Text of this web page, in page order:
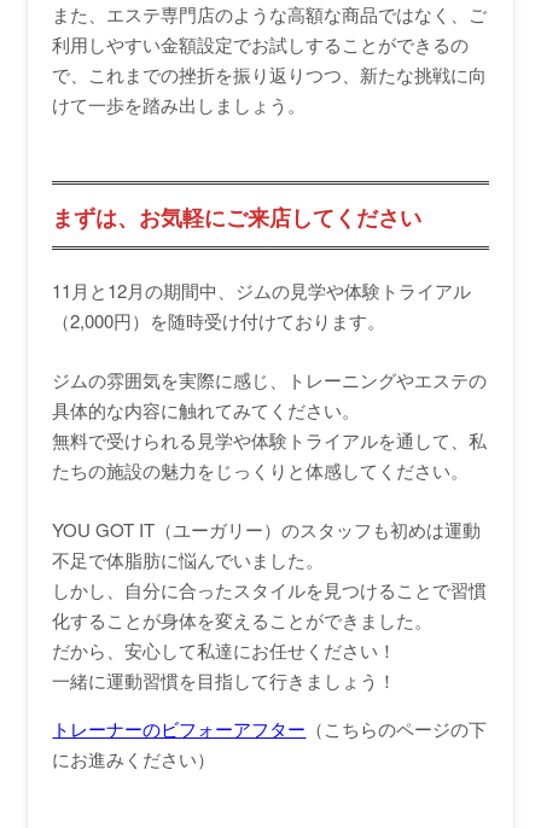
また、エステ専門店のような高額な商品ではなく、ご
利用しやすい金額設定でお試しすることができるの
で、これまでの挫折を振り返りつつ、新たな挑戦に向
けて一歩を踏み出しましょう。
まずは、お気軽にご来店してください
11月と12月の期間中、ジムの見学や体験トライアル
（2,000円）を随時受け付けております。
ジムの雰囲気を実際に感じ、トレーニングやエステの
具体的な内容に触れてみてください。
無料で受けられる見学や体験トライアルを通して、私
たちの施設の魅力をじっくりと体感してください。
YOU GOT IT（ユーガリー）のスタッフも初めは運動
不足で体脂肪に悩んでいました。
しかし、自分に合ったスタイルを見つけることで習慣
化することが身体を変えることができました。
だから、安心して私達にお任せください！
一緒に運動習慣を目指して行きましょう！
トレーナーのビフォーアフター （こちらのページの下
にお進みください）